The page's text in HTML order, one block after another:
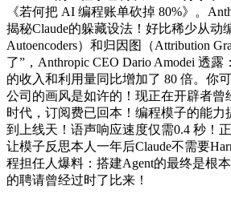
《若何把 AI 编程账单砍掉 80%》。
揭秘Claude的躲藏设法！好比稀少从动
Autoencoders）和归因图（Attribution
了”，Anthropic CEO Dario Amodei 透
的收入和利用量同比增加了 80 倍。你
公司的画风是如许的！现正在开辟者曾
时代，订阅费已回本！编程模子的能力
到上线天！语声响应速度仅需0.4 秒！
让模子反思本人一年后Claude不需要
程担任人爆料：搭建Agent的最终是根
的聘请曾经过时了比来！